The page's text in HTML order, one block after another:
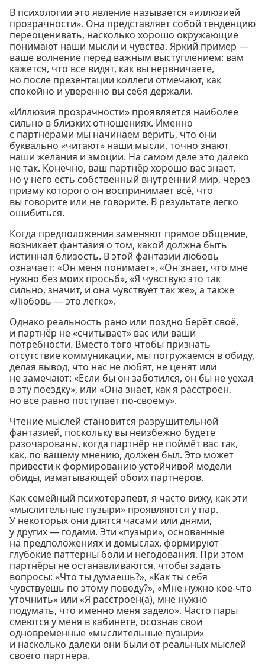
В психологии это явление называется «иллюзией
прозрачности». Она представляет собой тенденцию
переоценивать, насколько хорошо окружающие
понимают наши мысли и чувства. Яркий пример —
ваше волнение перед важным выступлением: вам
кажется, что все видят, как вы нервничаете,
но после презентации коллеги отмечают, как
спокойно и уверенно вы себя держали.
«Иллюзия прозрачности» проявляется наиболее
сильно в близких отношениях. Именно
с партнёрами мы начинаем верить, что они
буквально «читают» наши мысли, точно знают
наши желания и эмоции. На самом деле это далеко
не так. Конечно, ваш партнёр хорошо вас знает,
но у него есть собственный внутренний мир, через
призму которого он воспринимает всё, что
вы говорите или не говорите. В результате легко
ошибиться.
Когда предположения заменяют прямое общение,
возникает фантазия о том, какой должна быть
истинная близость. В этой фантазии любовь
означает: «Он меня понимает», «Он знает, что мне
нужно без моих просьб», «Я чувствую это так
сильно, значит, и она чувствует так же», а также
«Любовь — это легко».
Однако реальность рано или поздно берёт своё,
и партнёр не «считывает» вас или ваши
потребности. Вместо того чтобы признать
отсутствие коммуникации, мы погружаемся в обиду,
делая вывод, что нас не любят, не ценят или
не замечают: «Если бы он заботился, он бы не уехал
в эту поездку», или «Она знает, как я расстроен,
но всё равно поступает по-своему».
Чтение мыслей становится разрушительной
фантазией, поскольку вы неизбежно будете
разочарованы, когда партнёр не поймёт вас так,
как, по вашему мнению, должен был. Это может
привести к формированию устойчивой модели
обиды, изматывающей обоих партнёров.
Как семейный психотерапевт, я часто вижу, как эти
«мыслительные пузыри» проявляются у пар.
У некоторых они длятся часами или днями,
у других — годами. Эти «пузыри», основанные
на предположениях и домыслах, формируют
глубокие паттерны боли и негодования. При этом
партнёры не останавливаются, чтобы задать
вопросы: «Что ты думаешь?», «Как ты себя
чувствуешь по этому поводу?», «Мне нужно кое-что
уточнить» или «Я расстроен(а), мне нужно
подумать, что именно меня задело». Часто пары
смеются у меня в кабинете, осознав свои
одновременные «мыслительные пузыри»
и насколько далеки они были от реальных мыслей
своего партнёра.